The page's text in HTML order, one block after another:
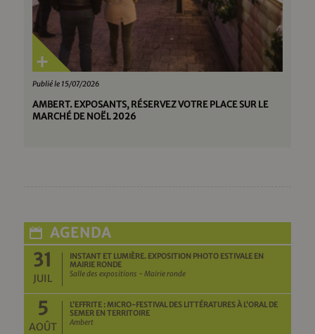
Publié le 15/07/2026
AMBERT. EXPOSANTS, RÉSERVEZ VOTRE PLACE SUR LE
MARCHÉ DE NOËL 2026
AGENDA
31
JUIL
INSTANT ET LUMIÈRE. EXPOSITION PHOTO ESTIVALE EN
MAIRIE RONDE
Salle des expositions - Mairie ronde
5
AOÛT
L’EFFRITE : MICRO-FESTIVAL DES LITTÉRATURES À L’ORAL DE
SEMER EN TERRITOIRE
Ambert